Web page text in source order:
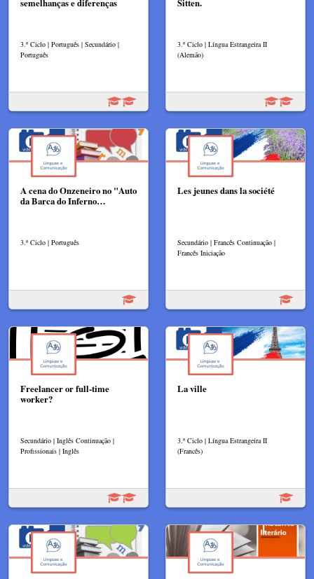
semelhanças e diferenças
3.º Ciclo | Português | Secundário |
Português
Sitten.
3.º Ciclo | Língua Estrangeira II
(Alemão)
A cena do Onzeneiro no "Auto
da Barca do Inferno…
3.º Ciclo | Português
Les jeunes dans la société
Secundário | Francês Continuação |
Francês Iniciação
Freelancer or full-time
worker?
Secundário | Inglês Continuação |
Profissionais | Inglês
La ville
3.º Ciclo | Língua Estrangeira II
(Francês)